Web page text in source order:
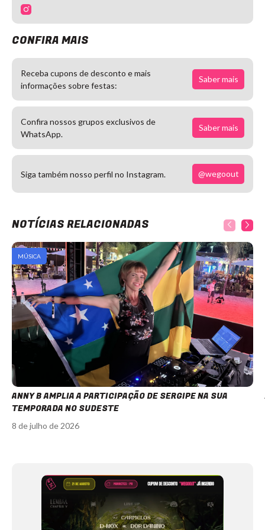
CONFIRA MAIS
Receba cupons de desconto e mais
informações sobre festas:
Saber mais
Confira nossos grupos exclusivos de
WhatsApp.
Saber mais
Siga também nosso perfil no Instagram. @wegoout
NOTÍCIAS RELACIONADAS
MÚSICA
ANNY B AMPLIA A PARTICIPAÇÃO DE SERGIPE NA SUA
TEMPORADA NO SUDESTE
8 de julho de 2026